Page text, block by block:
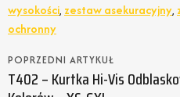
wysokości, zestaw asekuracyjny,
ochronny
POPRZEDNI ARTYKUŁ
T402 – Kurtka Hi-Vis